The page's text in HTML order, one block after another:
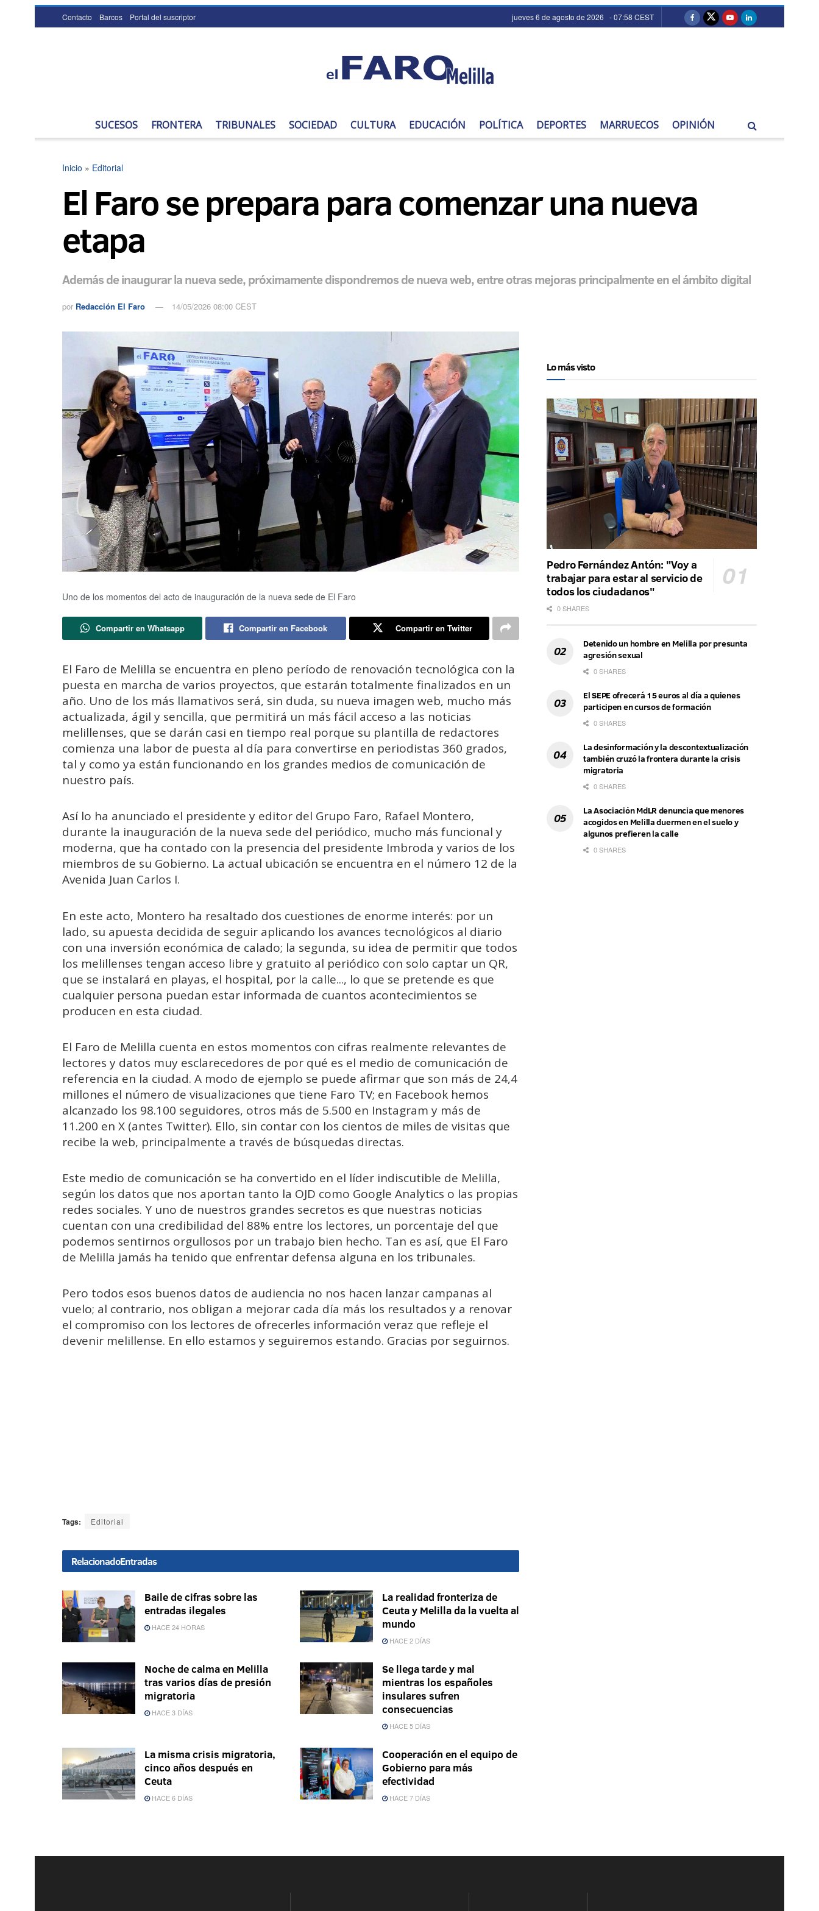
Contacto Barcos Portal del suscriptor jueves 6 de agosto de 2026 - 07:58 CEST
SUCESOS FRONTERA TRIBUNALES SOCIEDAD CULTURA EDUCACIÓN POLÍTICA DEPORTES MARRUECOS OPINIÓN
Inicio » Editorial
El Faro se prepara para comenzar una nueva
etapa
Además de inaugurar la nueva sede, próximamente dispondremos de nueva web, entre otras mejoras principalmente en el ámbito digital
por Redacción El Faro 14/05/2026 08:00 CEST
Uno de los momentos del acto de inauguración de la nueva sede de El Faro
Compartir en Whatsapp Compartir en Facebook Compartir en Twitter
El Faro de Melilla se encuentra en pleno período de renovación tecnológica con la
puesta en marcha de varios proyectos, que estarán totalmente finalizados en un
año. Uno de los más llamativos será, sin duda, su nueva imagen web, mucho más
actualizada, ágil y sencilla, que permitirá un más fácil acceso a las noticias
melillenses, que se darán casi en tiempo real porque su plantilla de redactores
comienza una labor de puesta al día para convertirse en periodistas 360 grados,
tal y como ya están funcionando en los grandes medios de comunicación de
nuestro país.
Así lo ha anunciado el presidente y editor del Grupo Faro, Rafael Montero,
durante la inauguración de la nueva sede del periódico, mucho más funcional y
moderna, que ha contado con la presencia del presidente Imbroda y varios de los
miembros de su Gobierno. La actual ubicación se encuentra en el número 12 de la
Avenida Juan Carlos I.
En este acto, Montero ha resaltado dos cuestiones de enorme interés: por un
lado, su apuesta decidida de seguir aplicando los avances tecnológicos al diario
con una inversión económica de calado; la segunda, su idea de permitir que todos
los melillenses tengan acceso libre y gratuito al periódico con solo captar un QR,
que se instalará en playas, el hospital, por la calle..., lo que se pretende es que
cualquier persona puedan estar informada de cuantos acontecimientos se
producen en esta ciudad.
El Faro de Melilla cuenta en estos momentos con cifras realmente relevantes de
lectores y datos muy esclarecedores de por qué es el medio de comunicación de
referencia en la ciudad. A modo de ejemplo se puede afirmar que son más de 24,4
millones el número de visualizaciones que tiene Faro TV; en Facebook hemos
alcanzado los 98.100 seguidores, otros más de 5.500 en Instagram y más de
11.200 en X (antes Twitter). Ello, sin contar con los cientos de miles de visitas que
recibe la web, principalmente a través de búsquedas directas.
Este medio de comunicación se ha convertido en el líder indiscutible de Melilla,
según los datos que nos aportan tanto la OJD como Google Analytics o las propias
redes sociales. Y uno de nuestros grandes secretos es que nuestras noticias
cuentan con una credibilidad del 88% entre los lectores, un porcentaje del que
podemos sentirnos orgullosos por un trabajo bien hecho. Tan es así, que El Faro
de Melilla jamás ha tenido que enfrentar defensa alguna en los tribunales.
Pero todos esos buenos datos de audiencia no nos hacen lanzar campanas al
vuelo; al contrario, nos obligan a mejorar cada día más los resultados y a renovar
el compromiso con los lectores de ofrecerles información veraz que refleje el
devenir melillense. En ello estamos y seguiremos estando. Gracias por seguirnos.
Tags: Editorial
RelacionadoEntradas
Baile de cifras sobre las
entradas ilegales
HACE 24 HORAS
La realidad fronteriza de
Ceuta y Melilla da la vuelta al
mundo
HACE 2 DÍAS
Noche de calma en Melilla
tras varios días de presión
migratoria
HACE 3 DÍAS
Se llega tarde y mal
mientras los españoles
insulares sufren
consecuencias
HACE 5 DÍAS
La misma crisis migratoria,
cinco años después en
Ceuta
HACE 6 DÍAS
Cooperación en el equipo de
Gobierno para más
efectividad
HACE 7 DÍAS
Lo más visto
Pedro Fernández Antón: "Voy a
trabajar para estar al servicio de
todos los ciudadanos"
0 SHARES
Detenido un hombre en Melilla por presunta
agresión sexual
0 SHARES
El SEPE ofrecerá 15 euros al día a quienes
participen en cursos de formación
0 SHARES
La desinformación y la descontextualización
también cruzó la frontera durante la crisis
migratoria
0 SHARES
La Asociación MdLR denuncia que menores
acogidos en Melilla duermen en el suelo y
algunos prefieren la calle
0 SHARES